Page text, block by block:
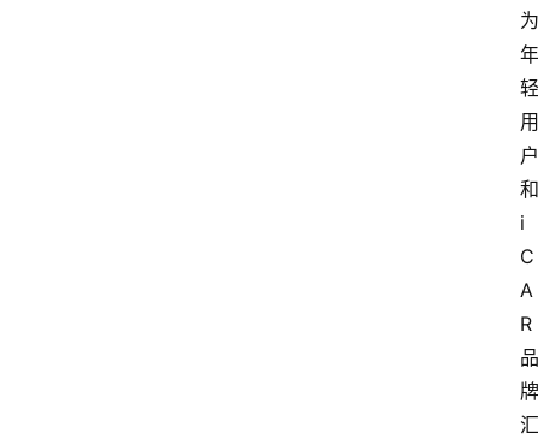
为
年
轻
用
户
和
i
C
A
R
品
牌
汇